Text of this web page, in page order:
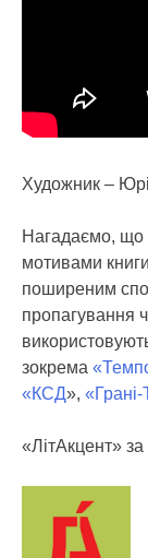
Художник –
Нагадаємо, що
мотивами
поширеним
пропагування
зокрема
«КСД», «Грані-
«ЛітАкцент»